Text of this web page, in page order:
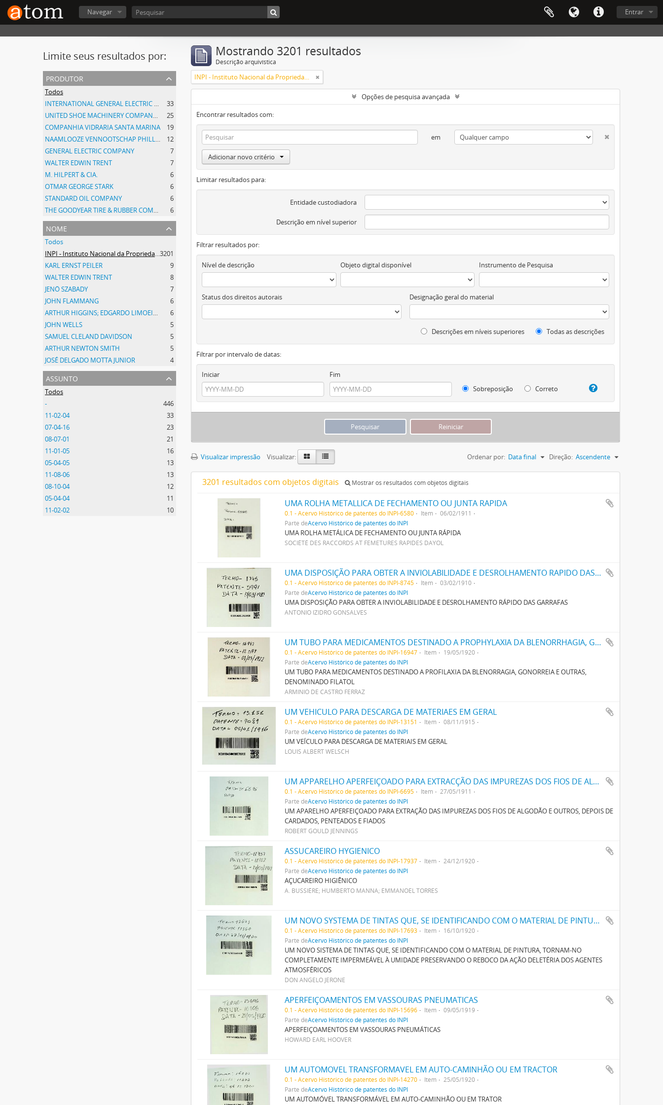
Entrar
Navegar
Limite seus resultados por:
produtor
Todos
INTERNATIONAL GENERAL ELECTRIC COMPANY, INCORPORATED
33
UNITED SHOE MACHINERY COMPANY OF SOUTH AMERICA
25
COMPANHIA VIDRARIA SANTA MARINA
19
NAAMLOOZE VENNOOTSCHAP PHILLIPS GLOEILAMPENFABRIEKEN
12
GENERAL ELECTRIC COMPANY
7
WALTER EDWIN TRENT
7
M. HILPERT & CIA.
6
OTMAR GEORGE STARK
6
STANDARD OIL COMPANY
6
THE GOODYEAR TIRE & RUBBER COMPANY
6
nome
Todos
INPI - Instituto Nacional da Propriedade Industrial3201
KARL ERNST PEILER
9
WALTER EDWIN TRENT
8
JENÖ SZABADY
7
JOHN FLAMMANG
6
ARTHUR HIGGINS; EDGARDO LIMOEIRO
6
JOHN WELLS
5
SAMUEL CLELAND DAVIDSON
5
ARTHUR NEWTON SMITH
5
JOSÉ DELGADO MOTTA JUNIOR
4
assunto
Todos
-
446
11-02-04
33
07-04-16
23
08-07-01
21
11-01-05
16
05-04-05
13
11-08-06
13
08-10-04
12
05-04-04
11
11-02-02
10
Mostrando 3201 resultados
Descrição arquivística
INPI - Instituto Nacional da Propriedade Industrial
Opções de pesquisa avançada
Encontrar resultados com:
em
Adicionar novo critério
Limitar resultados para:
Entidade custodiadora
Descrição em nível superior
Filtrar resultados por:
Nível de descrição Objeto digital disponível Instrumento de Pesquisa
Status dos direitos autorais Designação geral do material
Descrições em níveis superiores Todas as descrições
Filtrar por intervalo de datas:
Iniciar
Fim
Sobreposição
Correto
Visualizar impressão Visualizar: Ordenar por: Data final Direção: Ascendente
3201 resultados com objetos digitais Mostrar os resultados com objetos digitais
UMA ROLHA METALLICA DE FECHAMENTO OU JUNTA RAPIDA
0.1 - Acervo Histórico de patentes do INPI-6580 Item
06/02/1911
Parte deAcervo Histórico de patentes do INPI
UMA ROLHA METÁLICA DE FECHAMENTO OU JUNTA RÁPIDA
SOCIÉTÉ DES RACCORDS AT FEMETURES RAPIDES DAYOL
UMA DISPOSIÇÃO PARA OBTER A INVIOLABILIDADE E DESROLHAMENTO RAPIDO DAS GARRAFAS
0.1 - Acervo Histórico de patentes do INPI-8745 Item
03/02/1910
Parte deAcervo Histórico de patentes do INPI
UMA DISPOSIÇÃO PARA OBTER A INVIOLABILIDADE E DESROLHAMENTO RÁPIDO DAS GARRAFAS
ANTONIO IZIDRO GONSALVES
UM TUBO PARA MEDICAMENTOS DESTINADO A PROPHYLAXIA DA BLENORRHAGIA, GONORRHEIA E OUTRAS, DENOMINADO FILATTOL
0.1 - Acervo Histórico de patentes do INPI-16947 Item
19/05/1920
Parte deAcervo Histórico de patentes do INPI
UM TUBO PARA MEDICAMENTOS DESTINADO A PROFILAXIA DA BLENORRAGIA, GONORREIA E OUTRAS,
DENOMINADO FILATOL
ARMINIO DE CASTRO FERRAZ
UM VEHICULO PARA DESCARGA DE MATERIAES EM GERAL
0.1 - Acervo Histórico de patentes do INPI-13151 Item
08/11/1915
Parte deAcervo Histórico de patentes do INPI
UM VEÍCULO PARA DESCARGA DE MATERIAIS EM GERAL
LOUIS ALBERT WELSCH
UM APPARELHO APERFEIÇOADO PARA EXTRACÇÃO DAS IMPUREZAS DOS FIOS DE ALGODÃO E OUTROS, DEPOIS DE CARDADOS, PENTEADOS E FIADOS
0.1 - Acervo Histórico de patentes do INPI-6695 Item
27/05/1911
Parte deAcervo Histórico de patentes do INPI
UM APARELHO APERFEIÇOADO PARA EXTRAÇÃO DAS IMPUREZAS DOS FIOS DE ALGODÃO E OUTROS, DEPOIS DE
CARDADOS, PENTEADOS E FIADOS
ROBERT GOULD JENNINGS
ASSUCAREIRO HYGIENICO
0.1 - Acervo Histórico de patentes do INPI-17937 Item
24/12/1920
Parte deAcervo Histórico de patentes do INPI
AÇUCAREIRO HIGIÊNICO
A. BUSSIÉRE; HUMBERTO MANNA; EMMANOEL TORRES
UM NOVO SYSTEMA DE TINTAS QUE, SE IDENTIFICANDO COM O MATERIAL DE PINTURA, TORNAM-NO COMPLETAMENTE IMPERMEAVEL A HUMIDADE PRESERVANDO O REBOCO DA ACÇÃO DELETERIA DOS AGENTES ATMOSPHERICOS
0.1 - Acervo Histórico de patentes do INPI-17693 Item
16/10/1920
Parte deAcervo Histórico de patentes do INPI
UM NOVO SISTEMA DE TINTAS QUE, SE IDENTIFICANDO COM O MATERIAL DE PINTURA, TORNAM-NO
COMPLETAMENTE IMPERMEÁVEL À UMIDADE PRESERVANDO O REBOCO DA AÇÃO DELETÉRIA DOS AGENTES
ATMOSFÉRICOS
DON ANGELO JERONE
APERFEIÇOAMENTOS EM VASSOURAS PNEUMATICAS
0.1 - Acervo Histórico de patentes do INPI-15696 Item
09/05/1919
Parte deAcervo Histórico de patentes do INPI
APERFEIÇOAMENTOS EM VASSOURAS PNEUMÁTICAS
HOWARD EARL HOOVER
UM AUTOMOVEL TRANSFORMAVEL EM AUTO-CAMINHÃO OU EM TRACTOR
0.1 - Acervo Histórico de patentes do INPI-14270 Item
25/05/1920
Parte deAcervo Histórico de patentes do INPI
UM AUTOMÓVEL TRANSFORMÁVEL EM AUTO-CAMINHÃO OU EM TRATOR